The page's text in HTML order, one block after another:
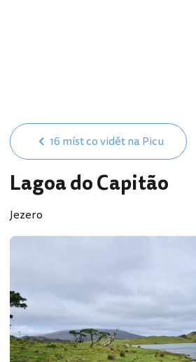
16 míst co vidět na Picu
Lagoa do Capitão
Jezero